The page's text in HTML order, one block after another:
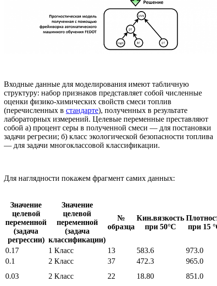
Входные данные для моделирования имеют табличную
структуру: набор признаков представляет собой численные
оценки физико-химических свойств смеси топлив
(перечисленных в стандарте), полученных в результате
лабораторных измерений. Целевые переменные преставляют
собой а) процент серы в полученной смеси — для постановки
задачи регресии; б) класс экологической безопасности топлива
— для задачи многоклассовой классификации.
Для наглядности покажем фрагмент самих данных:
Значение
целевой
переменной
(задача
регрессии)
Значение
целевой
переменной
(задача
классификации)
№
образца
Кин.вязкость
при 50°С
при 15
0.17 1 Класс 13 583.6
973.0
0.1
2 Класс 37 472.3
965.0
0.03
2 Класс 22 18.80
851.0